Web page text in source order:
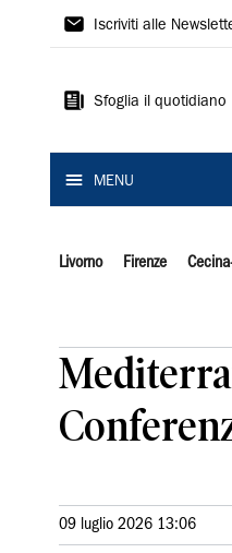
Il
Iscriviti alle
Sfoglia il quotidiano
MENU
Livorno Firenze
09 luglio 2026 13:06